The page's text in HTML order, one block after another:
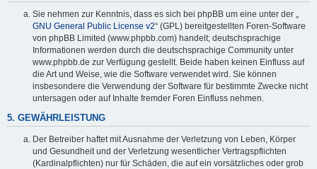
Sie nehmen zur Kenntnis, dass es sich bei phpBB um eine unter der „
GNU General Public License v2“ (GPL) bereitgestellten Foren-Software
von phpBB Limited (www.phpbb.com) handelt; deutschsprachige
Informationen werden durch die deutschsprachige Community unter
www.phpbb.de zur Verfügung gestellt. Beide haben keinen Einfluss auf
die Art und Weise, wie die Software verwendet wird. Sie können
insbesondere die Verwendung der Software für bestimmte Zwecke nicht
untersagen oder auf Inhalte fremder Foren Einfluss nehmen.
5. GEWÄHRLEISTUNG
Der Betreiber haftet mit Ausnahme der Verletzung von Leben, Körper
und Gesundheit und der Verletzung wesentlicher Vertragspflichten
(Kardinalpflichten) nur für Schäden, die auf ein vorsätzliches oder grob